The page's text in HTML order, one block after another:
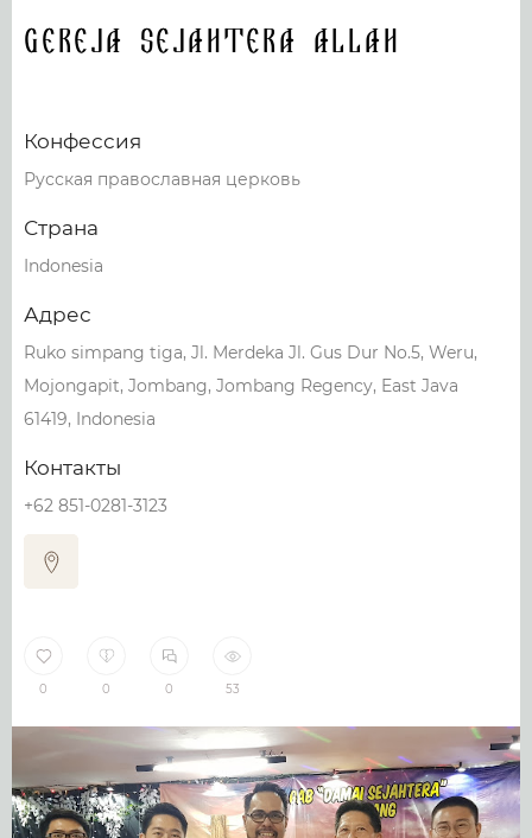
Gereja Sejahtera Allah
Конфессия
Русская православная церковь
Страна
Indonesia
Адрес
Ruko simpang tiga, Jl. Merdeka Jl. Gus Dur No.5, Weru,
Mojongapit, Jombang, Jombang Regency, East Java
61419, Indonesia
Контакты
+62 851-0281-3123
0 0 0 53